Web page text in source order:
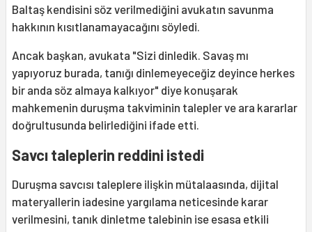
Baltaş kendisini söz verilmediğini avukatın savunma
hakkının kısıtlanamayacağını söyledi.
Ancak başkan, avukata "Sizi dinledik. Savaş mı
yapıyoruz burada, tanığı dinlemeyeceğiz deyince herkes
bir anda söz almaya kalkıyor" diye konuşarak
mahkemenin duruşma takviminin talepler ve ara kararlar
doğrultusunda belirlediğini ifade etti.
Savcı taleplerin reddini istedi
Duruşma savcısı taleplere ilişkin mütalaasında, dijital
materyallerin iadesine yargılama neticesinde karar
verilmesini, tanık dinletme talebinin ise esasa etkili